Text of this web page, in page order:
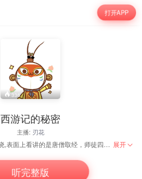
打开APP
336
西游记的秘密
主播: 刃花
《西游记》的故事家喻户晓,表面上看讲的是唐僧取经，师徒四人不畏艰险战胜困难，终成正果。但细看此书，里面有违逻辑, 前后矛盾的地方实在是太多了,根本无法用常理解释,比如： 1.大闹天宫的孙悟空，怎么在西天路上反而还斗不过一些妖怪? 展开
听完整版